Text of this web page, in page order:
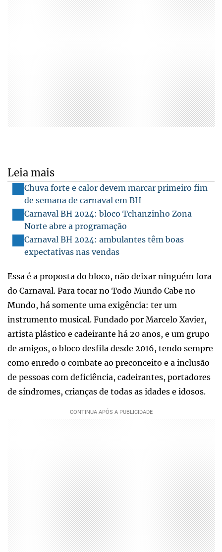
Leia mais
Chuva forte e calor devem marcar primeiro fim
de semana de carnaval em BH
Carnaval BH 2024: bloco Tchanzinho Zona
Norte abre a programação
Carnaval BH 2024: ambulantes têm boas
expectativas nas vendas
Essa é a proposta do bloco, não deixar ninguém fora
do Carnaval. Para tocar no Todo Mundo Cabe no
Mundo, há somente uma exigência: ter um
instrumento musical. Fundado por Marcelo Xavier,
artista plástico e cadeirante há 20 anos, e um grupo
de amigos, o bloco desfila desde 2016, tendo sempre
como enredo o combate ao preconceito e a inclusão
de pessoas com deficiência, cadeirantes, portadores
de síndromes, crianças de todas as idades e idosos.